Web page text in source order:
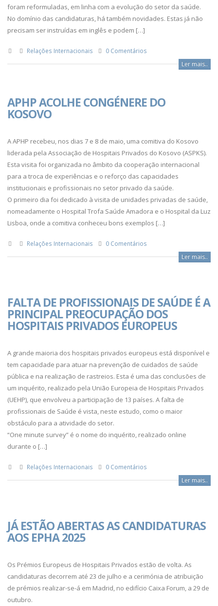
foram reformuladas, em linha com a evolução do setor da saúde.
No domínio das candidaturas, há também novidades. Estas já não
precisam ser instruídas em inglês e podem […]
Relações Internacionais 0 Comentários
Ler mais..
APHP ACOLHE CONGÉNERE DO
KOSOVO
A APHP recebeu, nos dias 7 e 8 de maio, uma comitiva do Kosovo
liderada pela Associação de Hospitais Privados do Kosovo (ASPKS).
Esta visita foi organizada no âmbito da cooperação internacional
para a troca de experiências e o reforço das capacidades
institucionais e profissionais no setor privado da saúde.
O primeiro dia foi dedicado à visita de unidades privadas de saúde,
nomeadamente o Hospital Trofa Saúde Amadora e o Hospital da Luz
Lisboa, onde a comitiva conheceu bons exemplos […]
Relações Internacionais 0 Comentários
Ler mais..
FALTA DE PROFISSIONAIS DE SAÚDE É A
PRINCIPAL PREOCUPAÇÃO DOS
HOSPITAIS PRIVADOS EUROPEUS
A grande maioria dos hospitais privados europeus está disponível e
tem capacidade para atuar na prevenção de cuidados de saúde
pública e na realização de rastreios. Esta é uma das conclusões de
um inquérito, realizado pela União Europeia de Hospitais Privados
(UEHP), que envolveu a participação de 13 países. A falta de
profissionais de Saúde é vista, neste estudo, como o maior
obstáculo para a atividade do setor.
“One minute survey” é o nome do inquérito, realizado online
durante o […]
Relações Internacionais 0 Comentários
Ler mais..
JÁ ESTÃO ABERTAS AS CANDIDATURAS
AOS EPHA 2025
Os Prémios Europeus de Hospitais Privados estão de volta. As
candidaturas decorrem até 23 de julho e a cerimónia de atribuição
de prémios realizar-se-á em Madrid, no edifício Caixa Forum, a 29 de
outubro.